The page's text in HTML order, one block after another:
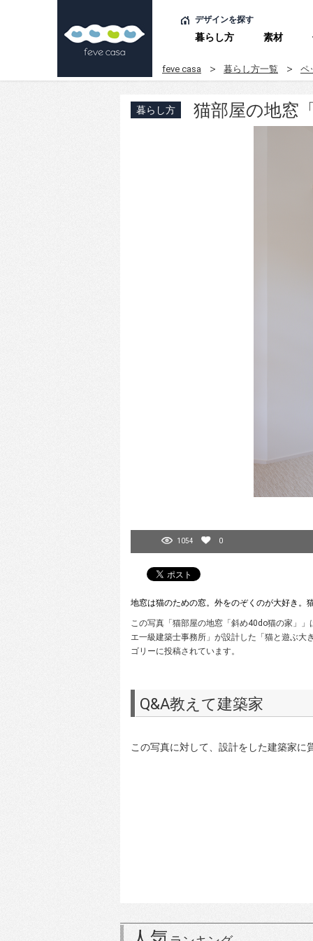
デザインを探す
暮らし方 素材
feve casa 暮らし方一覧 ペ
暮らし方 猫部屋の地窓
1054 0
地窓は猫のための窓。外をのぞくのが大好き。
この写真「猫部屋の地窓「斜め40do猫の家」
エ一級建築士事務所」が設計した「猫と遊ぶ大
ゴリーに投稿されています。
Q&A教えて建築家
この写真に対して、設計をした建築家に